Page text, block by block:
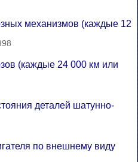
механизмов (каждые 12
(каждые 24 000 км или
деталей шатунно-
по внешнему виду